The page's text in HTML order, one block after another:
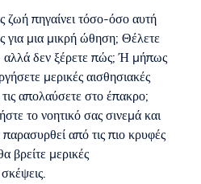
πηγαίνει τόσο-όσο αυτή
για μια μικρή ώθηση; Θέλετε
αλλά δεν ξέρετε πώς; Ή μήπως
μερικές αισθησιακές
απολαύσετε στο έπακρο;
το νοητικό σας σινεμά και
από τις πιο κρυφές
βρείτε μερικές